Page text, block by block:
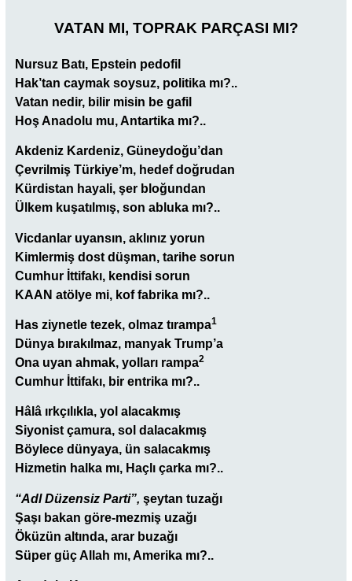
VATAN MI, TOPRAK PARÇASI MI?
Nursuz Batı, Epstein pedofil
Hak’tan caymak soysuz, politika mı?..
Vatan nedir, bilir misin be gafil
Hoş Anadolu mu, Antartika mı?..
Akdeniz Kardeniz, Güneydoğu’dan
Çevrilmiş Türkiye’m, hedef doğrudan
Kürdistan hayali, şer bloğundan
Ülkem kuşatılmış, son abluka mı?..
Vicdanlar uyansın, aklınız yorun
Kimlermiş dost düşman, tarihe sorun
Cumhur İttifakı, kendisi sorun
KAAN atölye mi, kof fabrika mı?..
Has ziynetle tezek, olmaz tırampa1
Dünya bırakılmaz, manyak Trump’a
Ona uyan ahmak, yolları rampa2
Cumhur İttifakı, bir entrika mı?..
Hâlâ ırkçılıkla, yol alacakmış
Siyonist çamura, sol dalacakmış
Böylece dünyaya, ün salacakmış
Hizmetin halka mı, Haçlı çarka mı?..
“Adl Düzensiz Parti”, şeytan tuzağı
Şaşı bakan göre-mezmiş uzağı
Öküzün altında, arar buzağı
Süper güç Allah mı, Amerika mı?..